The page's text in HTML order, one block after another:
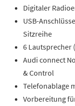
Digitaler
USB-
Sitzreihe
6 Lautsprecher
Audi connect
& Control
Telefonablage
Vorbereitung